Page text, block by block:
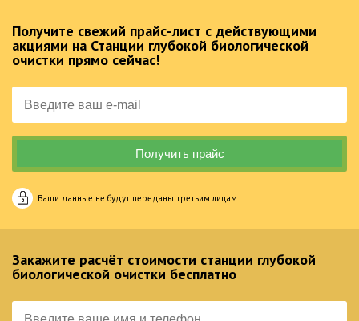
Получите свежий прайс-лист с действующими
акциями на Станции глубокой биологической
очистки прямо сейчас!
Ваши данные не будут переданы третьим лицам
Закажите расчёт стоимости станции глубокой
биологической очистки бесплатно